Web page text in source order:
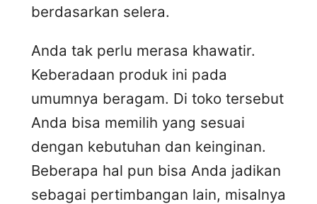
berdasarkan selera.
Anda tak perlu merasa khawatir.
Keberadaan produk ini pada
umumnya beragam. Di toko tersebut
Anda bisa memilih yang sesuai
dengan kebutuhan dan keinginan.
Beberapa hal pun bisa Anda jadikan
sebagai pertimbangan lain, misalnya